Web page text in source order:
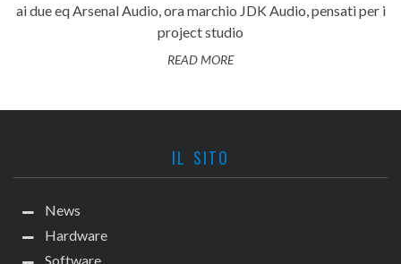
ai due eq Arsenal Audio, ora marchio JDK Audio, pensati per i
project studio
READ MORE
IL SITO
News
Hardware
Software